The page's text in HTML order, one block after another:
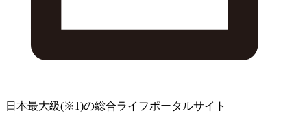
日本最大級(※1)の総合ライフポータルサイト